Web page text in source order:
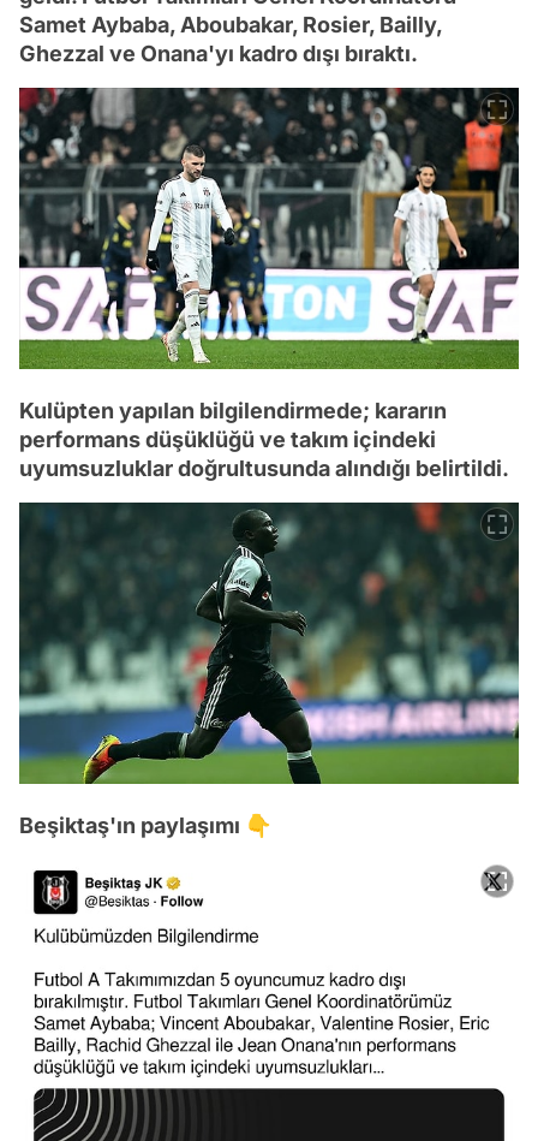
Samet Aybaba, Aboubakar, Rosier, Bailly,
Ghezzal ve Onana'yı kadro dışı bıraktı.
Kulüpten yapılan bilgilendirmede; kararın
performans düşüklüğü ve takım içindeki
uyumsuzluklar doğrultusunda alındığı belirtildi.
Beşiktaş'ın paylaşımı 👇